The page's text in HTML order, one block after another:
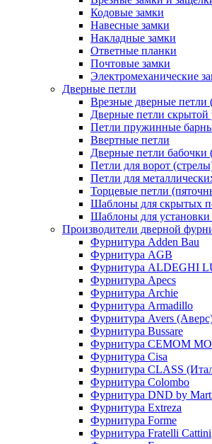
Кодовые замки
Навесные замки
Накладные замки
Ответные планки
Почтовые замки
Электромеханические
Дверные петли
Врезные дверные петли
Дверные петли скрытой
Петли пружинные
Ввертные петли
Дверные петли бабочки
Петли для ворот
Петли для
Торцевые петли
Шаблоны для скрытых
Шаблоны для установки
Производители дверной
Фурнитура Adden Bau
Фурнитура AGB
Фурнитура ALDEGHI
Фурнитура Apecs
Фурнитура Archie
Фурнитура Armadillo
Фурнитура Avers
Фурнитура Bussare
Фурнитура CEMOM
Фурнитура Cisa
Фурнитура CLASS
Фурнитура Colombo
Фурнитура DND by
Фурнитура Extreza
Фурнитура Forme
Фурнитура Fratelli Cattini